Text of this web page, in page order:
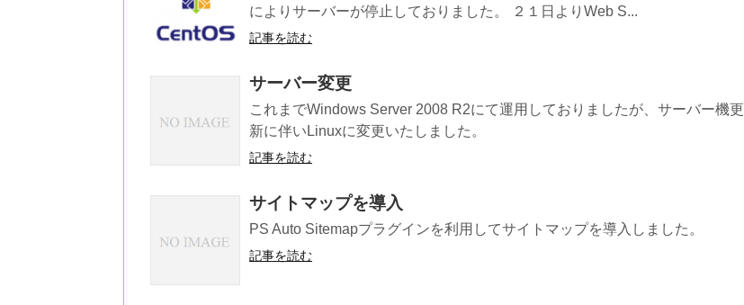
によりサーバーが停止しておりました。 ２１日よりWeb S...
記事を読む
サーバー変更
これまでWindows Server 2008 R2にて運用しておりましたが、サーバー機更
新に伴いLinuxに変更いたしました。
記事を読む
サイトマップを導入
PS Auto Sitemapプラグインを利用してサイトマップを導入しました。
記事を読む